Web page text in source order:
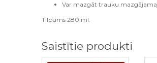
Var mazgāt trauku
Tilpums 280 ml.
Saistītie produkti